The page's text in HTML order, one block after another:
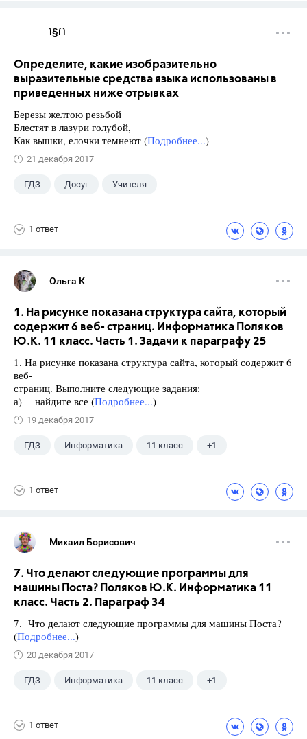
ì§í ì 
Определите, какие изобразительно
выразительные средства языка использованы в
приведенных ниже отрывках
Березы желтою резьбой
Блестят в лазури голубой,
Как вышки, елочки темнеют (Подробнее...)
21 декабря 2017
ГДЗ Досуг Учителя
1 ответ
Ольга К
1. На рисунке показана структура сайта, который
содержит 6 веб- страниц. Информатика Поляков
Ю.К. 11 класс. Часть 1. Задачи к параграфу 25
1. На рисунке показана структура сайта, который содержит 6
веб-
страниц. Выполните следующие задания:
а) найдите все (Подробнее...)
19 декабря 2017
ГДЗ Информатика 11 класс +1
1 ответ
Михаил Борисович
7. Что делают следующие программы для
машины Поста? Поляков Ю.К. Информатика 11
класс. Часть 2. Параграф 34
7. Что делают следующие программы для машины Поста?
(Подробнее...)
20 декабря 2017
ГДЗ Информатика 11 класс +1
1 ответ